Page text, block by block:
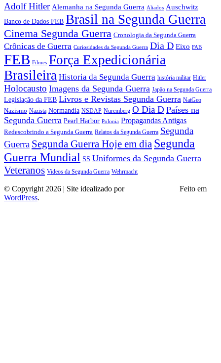
Adolf Hitler Alemanha na Segunda Guerra Aliados Auschwitz
Banco de Dados FEB Brasil na Segunda Guerra
Cinema Segunda Guerra Cronologia da Segunda Guerra
Crônicas de Guerra Curiosidades da Segunda Guerra Dia D Eixo FAB
FEB Filmes Força Expedicionária
Brasileira Historia da Segunda Guerra história militar Hitler
Holocausto Imagens da Segunda Guerra Japão na Segunda Guerra
Legislação da FEB Livros e Revistas Segunda Guerra NatGeo
Nazismo Nazista Normandia NSDAP Nuremberg O Dia D Países na
Segunda Guerra Pearl Harbor Polonia Propagandas Antigas
Redescobrindo a Segunda Guerra Relatos da Segunda Guerra Segunda
Guerra Segunda Guerra Hoje em dia Segunda
Guerra Mundial SS Uniformes da Segunda Guerra
Veteranos Videos da Segunda Guerra Wehrmacht
© Copyright 2026 | Site idealizado por
Feito em
WordPress.